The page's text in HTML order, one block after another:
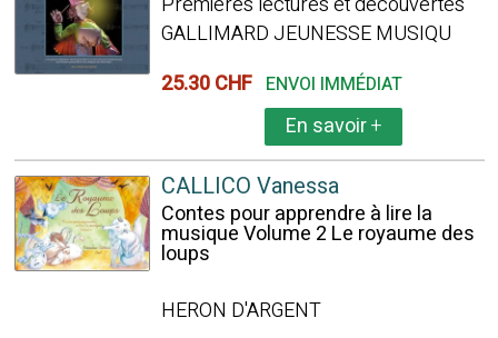
GALLIMARD JEUNESSE MUSIQU
25.30 CHF ENVOI IMMÉDIAT
En savoir+
CALLICO Vanessa
Contes pour apprendre à lire la
musique Volume 2 Le royaume des
loups
HERON D'ARGENT